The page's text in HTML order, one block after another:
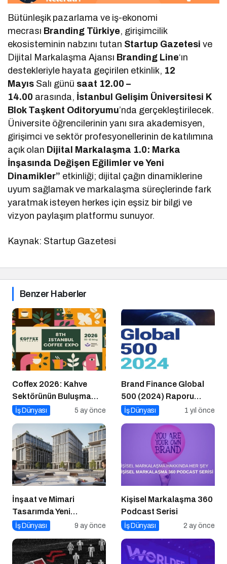
Bütünleşik pazarlama ve iş-ekonomi
mecrası Branding Türkiye, girişimcilik
ekosisteminin nabzını tutan Startup Gazetesi ve
Dijital Markalaşma Ajansı Branding Line‘ın
destekleriyle hayata geçirilen etkinlik, 12
Mayıs Salı günü saat 12.00 –
14.00 arasında, İstanbul Gelişim Üniversitesi K
Blok Taşkent Oditoryumu’nda gerçekleştirilecek.
Üniversite öğrencilerinin yanı sıra akademisyen,
girişimci ve sektör profesyonellerinin de katılımına
açık olan Dijital Markalaşma 1.0: Marka
İnşasında Değişen Eğilimler ve Yeni
Dinamikler” etkinliği; dijital çağın dinamiklerine
uyum sağlamak ve markalaşma süreçlerinde fark
yaratmak isteyen herkes için eşsiz bir bilgi ve
vizyon paylaşım platformu sunuyor.
Kaynak: Startup Gazetesi
Benzer Haberler
Coffex 2026: Kahve
Sektörünün Buluşma
Noktası
İş Dünyası 5 ay önce
Brand Finance Global
500 (2024) Raporu
Yayımlandı!
İş Dünyası 1 yıl önce
İnşaat ve Mimari
Tasarımda Yeni
Standartlar Belirliyor
İş Dünyası 9 ay önce
Kişisel Markalaşma 360
Podcast Serisi
İş Dünyası 2 ay önce